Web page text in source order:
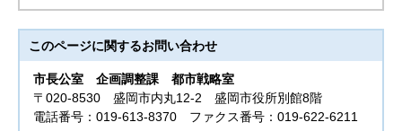
このページに関するお問い合わせ
市長公室企画調整課 都市戦略室
〒020-8530 盛岡市内丸12-2 盛岡市役所別館8階
電話番号：019-613-8370 ファクス番号：019-622-6211